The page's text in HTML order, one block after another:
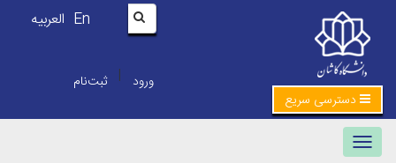
En العربیه
ورود | ثبت‌نام
دسترسی سریع
Toggle navigation